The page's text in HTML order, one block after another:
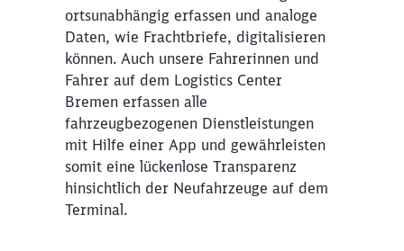
ortsunabhängig erfassen und analoge
Daten, wie Frachtbriefe, digitalisieren
können. Auch unsere Fahrerinnen und
Fahrer auf dem Logistics Center
Bremen erfassen alle
fahrzeugbezogenen Dienstleistungen
mit Hilfe einer App und gewährleisten
somit eine lückenlose Transparenz
hinsichtlich der Neufahrzeuge auf dem
Terminal.